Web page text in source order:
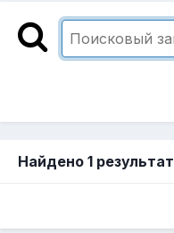
Найдено 1 результат